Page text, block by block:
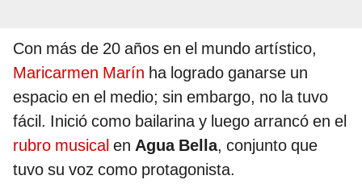
Con más de 20 años en el mundo artístico,
Maricarmen Marín ha logrado ganarse un
espacio en el medio; sin embargo, no la tuvo
fácil. Inició como bailarina y luego arrancó en el
rubro musical en Agua Bella, conjunto que
tuvo su voz como protagonista.